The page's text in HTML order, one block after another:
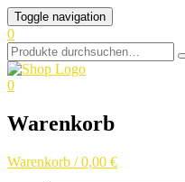
Skip
to
content
Toggle navigation
0
Search
for:
0
Warenkorb
Warenkorb / 0,00 €